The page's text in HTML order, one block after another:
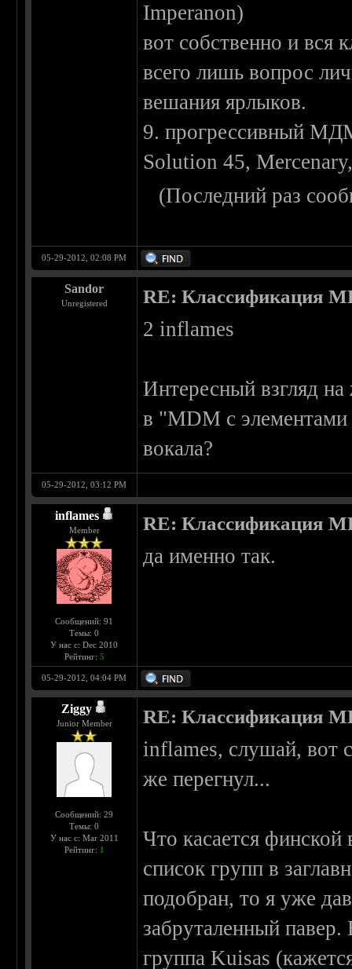
Imperanon)
вот собственно и вся
всего лишь вопрос
вешания ярлыков.
9. прогрессивный
Solution 45,
(Последний раз
05-29-2012, 02:08 PM
Sandor
Unregistered RE: Классификация
2 inflames
Интересный взгляд
в "MDM c элементами
вокала?
05-29-2012, 03:12 PM
inflames
Member
Сообщений: 91
Темы: 0
У нас с: Dec 2010
Рейтинг: 5
RE: Классификация
да именно так.
05-29-2012, 04:04 PM
Ziggy
Junior Member
Сообщений: 29
Темы: 0
У нас с: Mar 2011
Рейтинг: 1
RE: Классификация
inflames, слушай, вот
же перегнул...
Что касается
список групп в
подобран, то я уже
забруталенный
группа Kuisas